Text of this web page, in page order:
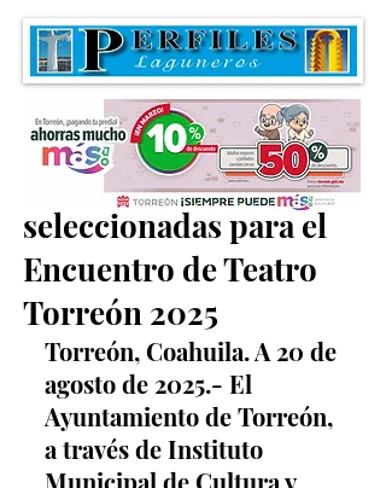
IMCE anuncia las obras
seleccionadas para el
Encuentro de Teatro
Torreón 2025
Torreón, Coahuila. A 20 de
agosto de 2025.- El
Ayuntamiento de Torreón,
a través de Instituto
Municipal de Cultura y